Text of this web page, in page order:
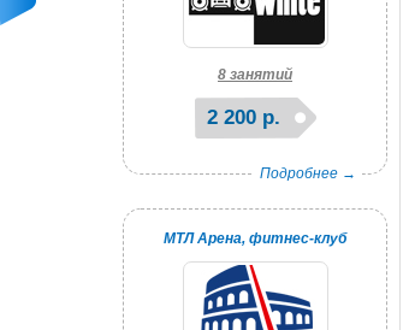
8 занятий
2 200 р.
Подробнее →
МТЛ Арена, фитнес-клуб